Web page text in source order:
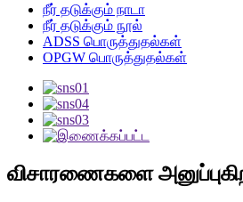
நீர் தடுக்கும் நாடா
நீர் தடுக்கும் நூல்
ADSS பொருத்துதல்கள்
OPGW பொருத்துதல்கள்
விசாரணைகளை